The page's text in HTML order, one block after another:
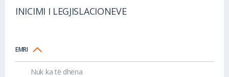
INICIMI I LEGJISLACIONEVE
EMRI
Nuk ka të dhëna